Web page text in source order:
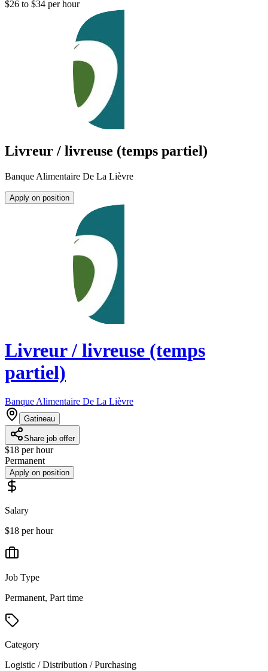
$26 to $34 per hour
Livreur / livreuse (temps partiel)
Banque Alimentaire De La Lièvre
Apply on position
Livreur / livreuse (temps
partiel)
Banque Alimentaire De La Lièvre
Gatineau
Share job offer
$18 per hour
Permanent
Apply on position
Salary
$18 per hour
Job Type
Permanent, Part time
Category
Logistic / Distribution / Purchasing